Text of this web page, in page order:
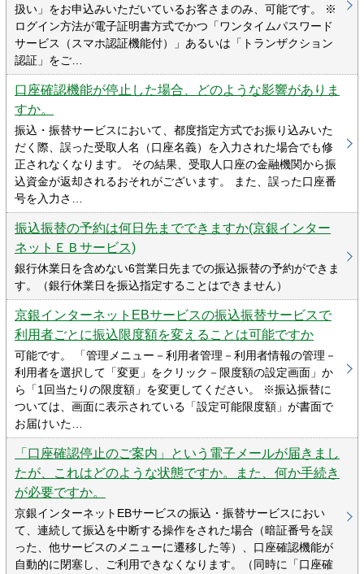
扱い」をお申込みいただいているお客さまのみ、可能です。 ※
ログイン方法が電子証明書方式でかつ「ワンタイムパスワード
サービス（スマホ認証機能付）」あるいは「トランザクション
認証」をご…
口座確認機能が停止した場合、どのような影響がありま
すか。
振込・振替サービスにおいて、都度指定方式でお振り込みいた
だく際、誤った受取人名（口座名義）を入力された場合でも修
正されなくなります。 その結果、受取人口座の金融機関から振
込資金が返却されるおそれがございます。 また、誤った口座番
号を入力さ…
振込振替の予約は何日先までできますか(京銀インター
ネットＥＢサービス)
銀行休業日を含めない6営業日先までの振込振替の予約ができま
す。（銀行休業日を振込指定することはできません）
京銀インターネットEBサービスの振込振替サービスで
利用者ごとに振込限度額を変えることは可能ですか
可能です。 「管理メニュー－利用者管理－利用者情報の管理－
利用者を選択して「変更」をクリック－限度額の設定画面」か
ら「1回当たりの限度額」を変更してください。 ※振込振替に
ついては、画面に表示されている「設定可能限度額」が書面で
お届けいた…
「⼝座確認停⽌のご案内」という電子メールが届きまし
たが、これはどのような状態ですか。また、何か手続き
が必要ですか。
京銀インターネットEBサービスの振込・振替サービスにおい
て、連続して振込を中断する操作をされた場合（暗証番号を誤
った、他サービスのメニューに遷移した等）、口座確認機能が
自動的に閉塞し、ご利用できなくなります。（同時に「口座確